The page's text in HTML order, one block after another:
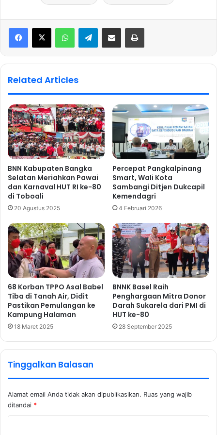
WhatsAppTelegramShare via Email Print
Related Articles
BNN Kabupaten Bangka
Selatan Meriahkan Pawai
dan Karnaval HUT RI ke-80
di Toboali
20 Agustus 2025
Percepat Pangkalpinang
Smart, Wali Kota
Sambangi Ditjen Dukcapil
Kemendagri
4 Februari 2026
68 Korban TPPO Asal Babel
Tiba di Tanah Air, Didit
Pastikan Pemulangan ke
Kampung Halaman
18 Maret 2025
BNNK Basel Raih
Penghargaan Mitra Donor
Darah Sukarela dari PMI di
HUT ke-80
28 September 2025
Tinggalkan Balasan
Alamat email Anda tidak akan dipublikasikan. Ruas yang wajib
ditandai *